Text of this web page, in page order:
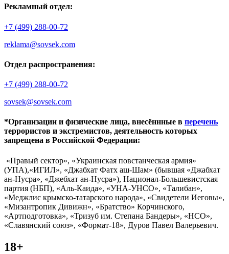
Рекламный отдел:
+7 (499) 288-00-72
reklama@sovsek.com
Отдел распространения:
+7 (499) 288-00-72
sovsek@sovsek.com
*Организации и физические лица, внесённные в перечень
террористов и экстремистов, деятельность которых
запрещена в Российской Федерации:
«Правый сектор», «Украинская повстанческая армия»
(УПА),«ИГИЛ», «Джабхат Фатх аш-Шам» (бывшая «Джабхат
ан-Нусра», «Джебхат ан-Нусра»), Национал-Большевистская
партия (НБП), «Аль-Каида», «УНА-УНСО», «Талибан»,
«Меджлис крымско-татарского народа», «Свидетели Иеговы»,
«Мизантропик Дивижн», «Братство» Корчинского,
«Артподготовка», «Тризуб им. Степана Бандеры», «НСО»,
«Славянский союз», «Формат-18», Дуров Павел Валерьевич.
18+